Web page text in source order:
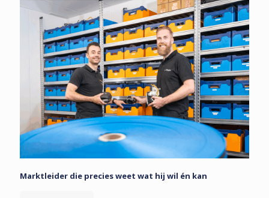
Marktleider die precies weet wat hij wil én kan